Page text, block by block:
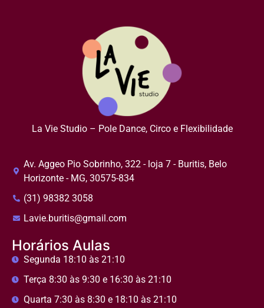
La Vie Studio – Pole Dance, Circo e Flexibilidade
Av. Aggeo Pio Sobrinho, 322 - loja 7 - Buritis, Belo
Horizonte - MG, 30575-834
(31) 98382 3058
Lavie.buritis@gmail.com
Horários Aulas
Segunda 18:10 às 21:10
Terça 8:30 às 9:30 e 16:30 às 21:10
Quarta 7:30 às 8:30 e 18:10 às 21:10